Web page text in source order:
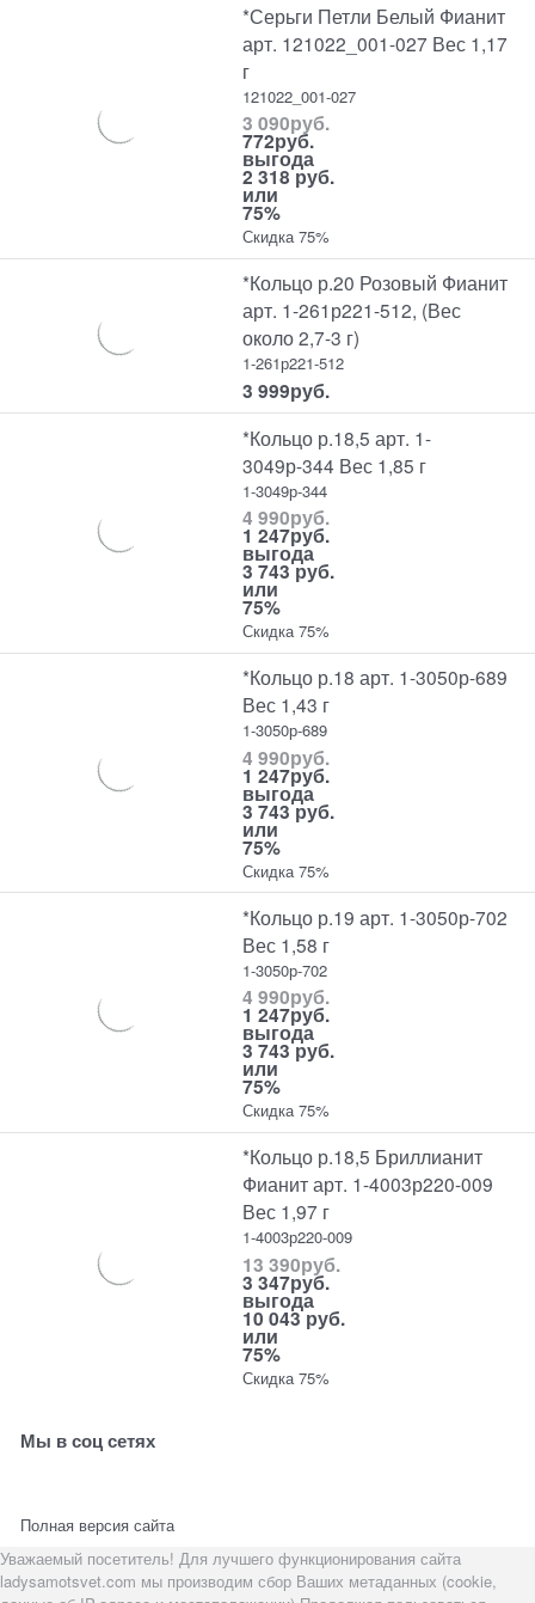
*Серьги Петли Белый Фианит
арт. 121022_001-027 Вес 1,17
г
121022_001-027
3 090руб.
772руб.
выгода
2 318 руб.
или
75%
Скидка 75%
*Кольцо р.20 Розовый Фианит
арт. 1-261р221-512, (Вес
около 2,7-3 г)
1-261р221-512
3 999руб.
*Кольцо р.18,5 арт. 1-
3049р-344 Вес 1,85 г
1-3049р-344
4 990руб.
1 247руб.
выгода
3 743 руб.
или
75%
Скидка 75%
*Кольцо р.18 арт. 1-3050р-689
Вес 1,43 г
1-3050р-689
4 990руб.
1 247руб.
выгода
3 743 руб.
или
75%
Скидка 75%
*Кольцо р.19 арт. 1-3050р-702
Вес 1,58 г
1-3050р-702
4 990руб.
1 247руб.
выгода
3 743 руб.
или
75%
Скидка 75%
*Кольцо р.18,5 Бриллианит
Фианит арт. 1-4003р220-009
Вес 1,97 г
1-4003р220-009
13 390руб.
3 347руб.
выгода
10 043 руб.
или
75%
Скидка 75%
Мы в соц сетях
Полная версия сайта
Уважаемый посетитель! Для лучшего функционирования сайта
ladysamotsvet.com мы производим сбор Ваших метаданных (cookie,